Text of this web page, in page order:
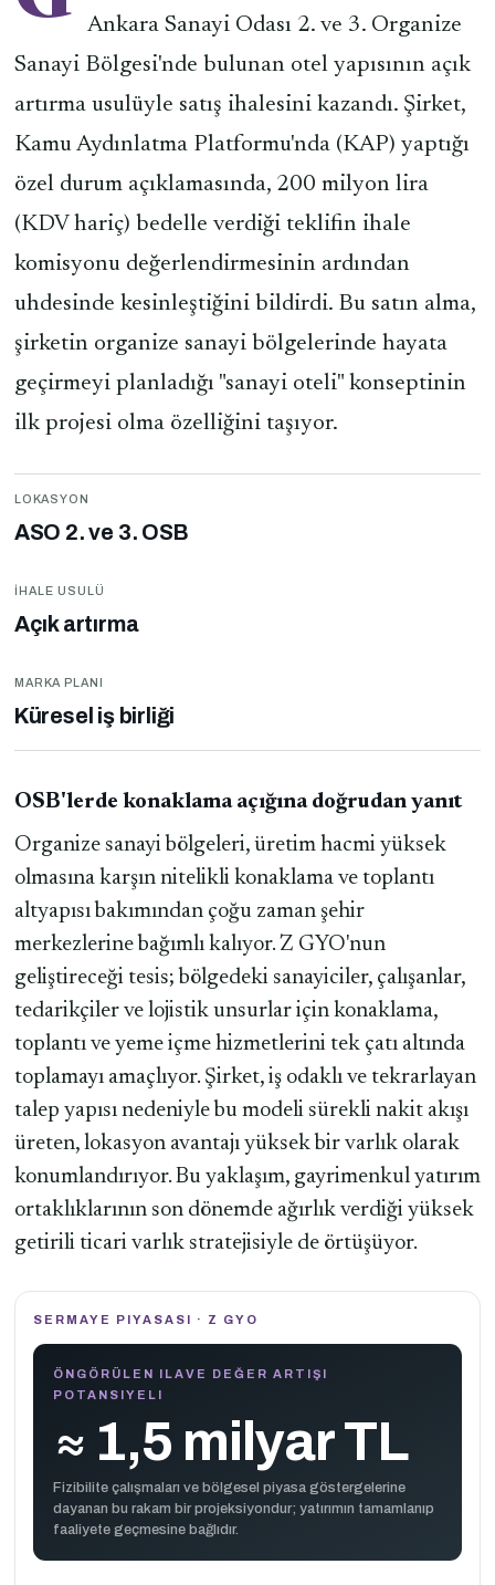
Ankara Sanayi Odası 2. ve 3. Organize
Sanayi Bölgesi'nde bulunan otel yapısının açık
artırma usulüyle satış ihalesini kazandı. Şirket,
Kamu Aydınlatma Platformu'nda (KAP) yaptığı
özel durum açıklamasında, 200 milyon lira
(KDV hariç) bedelle verdiği teklifin ihale
komisyonu değerlendirmesinin ardından
uhdesinde kesinleştiğini bildirdi. Bu satın alma,
şirketin organize sanayi bölgelerinde hayata
geçirmeyi planladığı "sanayi oteli" konseptinin
ilk projesi olma özelliğini taşıyor.
LOKASYON
ASO 2. ve 3. OSB
İHALE USULÜ
Açık artırma
MARKA PLANI
Küresel iş birliği
OSB'lerde konaklama açığına doğrudan yanıt
Organize sanayi bölgeleri, üretim hacmi yüksek
olmasına karşın nitelikli konaklama ve toplantı
altyapısı bakımından çoğu zaman şehir
merkezlerine bağımlı kalıyor. Z GYO'nun
geliştireceği tesis; bölgedeki sanayiciler, çalışanlar,
tedarikçiler ve lojistik unsurlar için konaklama,
toplantı ve yeme içme hizmetlerini tek çatı altında
toplamayı amaçlıyor. Şirket, iş odaklı ve tekrarlayan
talep yapısı nedeniyle bu modeli sürekli nakit akışı
üreten, lokasyon avantajı yüksek bir varlık olarak
konumlandırıyor. Bu yaklaşım, gayrimenkul yatırım
ortaklıklarının son dönemde ağırlık verdiği yüksek
getirili ticari varlık stratejisiyle de örtüşüyor.
SERMAYE PIYASASI · Z GYO
ÖNGÖRÜLEN ILAVE DEĞER ARTIŞI
POTANSIYELI
≈ 1,5 milyar TL
Fizibilite çalışmaları ve bölgesel piyasa göstergelerine
dayanan bu rakam bir projeksiyondur; yatırımın tamamlanıp
faaliyete geçmesine bağlıdır.